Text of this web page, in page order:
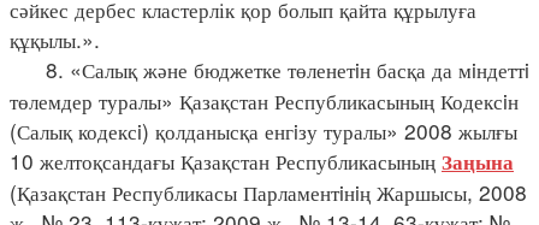
сәйкес дербес кластерлік қор болып қайта құрылуға
құқылы.».
8. «Салық және бюджетке төленетiн басқа да мiндеттi
төлемдер туралы» Қазақстан Республикасының Кодексiн
(Салық кодексi) қолданысқа енгiзу туралы» 2008 жылғы
10 желтоқсандағы Қазақстан Республикасының Заңына
(Қазақстан Республикасы Парламентiнiң Жаршысы, 2008